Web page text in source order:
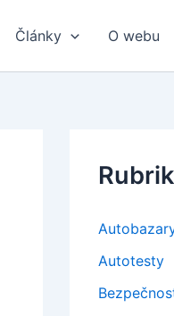
Články O webu
Autotesty